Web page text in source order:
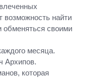
возможность найти
своими
месяца.
Архипов.
которая